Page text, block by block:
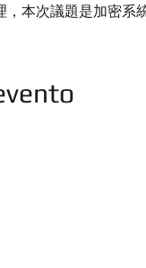
本次議題是加密系